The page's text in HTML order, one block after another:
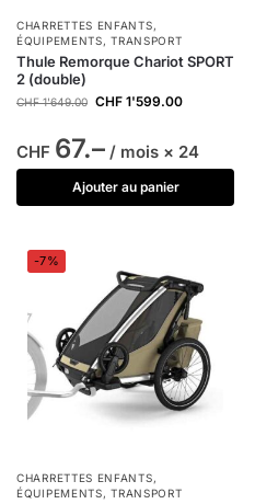
CHARRETTES ENFANTS,
ÉQUIPEMENTS,TRANSPORT
Thule Remorque Chariot SPORT
2 (double)
CHF1'649.00 CHF 1'599.00
CHF 67.– / mois × 24
Ajouter au panier
-7%
CHARRETTES ENFANTS,
ÉQUIPEMENTS,TRANSPORT